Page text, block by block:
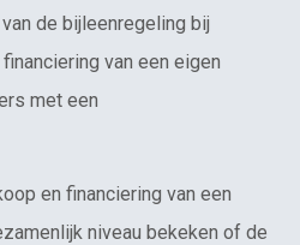
de bijleenregeling bij
van een eigen
met een
en financiering van een
niveau bekeken of de